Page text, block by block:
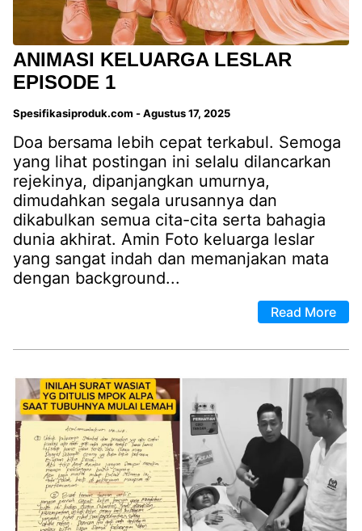
ANIMASI KELUARGA LESLAR
EPISODE 1
Spesifikasiproduk.com -Agustus 17, 2025
Doa bersama lebih cepat terkabul. Semoga
yang lihat postingan ini selalu dilancarkan
rejekinya, dipanjangkan umurnya,
dimudahkan segala urusannya dan
dikabulkan semua cita-cita serta bahagia
dunia akhirat. Amin Foto keluarga leslar
yang sangat indah dan memanjakan mata
dengan background...
Read More